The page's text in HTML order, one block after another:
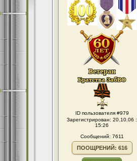
ID пользователя #979
Зарегистрирован: 20.10.06 :
15:26
Сообщений: 7611
ПООЩРЕНИЙ: 616